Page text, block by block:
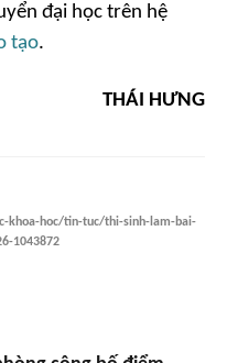
đại học trên hệ
tạo.
THÁI HƯNG
khoa-hoc/tin-tuc/thi-sinh-lam-bai-
1043872